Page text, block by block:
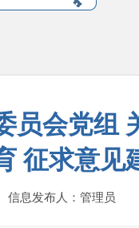
员会党组
征求意见
息发布人：管理员